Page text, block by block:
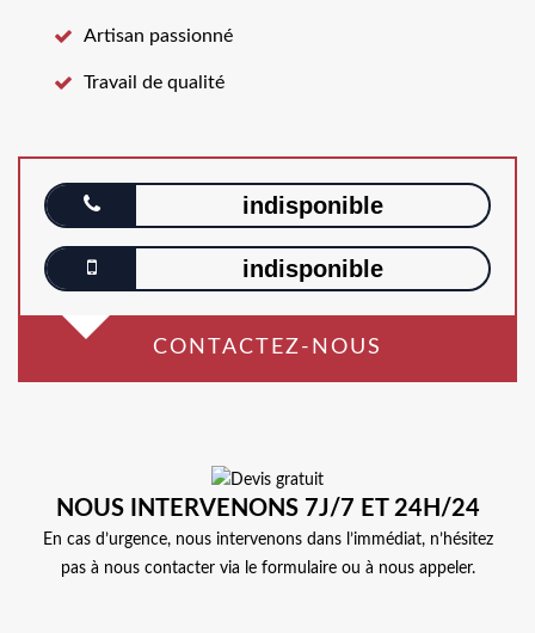
Artisan passionné
Travail de qualité
indisponible
indisponible
CONTACTEZ-NOUS
NOUS INTERVENONS 7J/7 ET 24H/24
En cas d’urgence, nous intervenons dans l’immédiat, n’hésitez
pas à nous contacter via le formulaire ou à nous appeler.